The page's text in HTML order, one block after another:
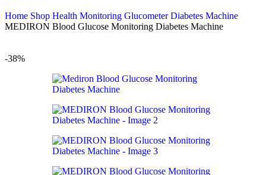
Home Shop Health Monitoring GlucometerDiabetes Machine
MEDIRON Blood Glucose Monitoring Diabetes Machine
-38%